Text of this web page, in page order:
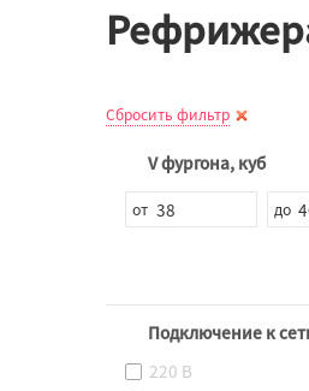
Сбросить фильтр
V фургона, куб
Подключение к
220 В